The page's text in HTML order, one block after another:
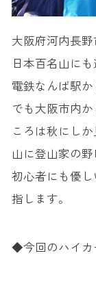
大阪府河内長
日本百名山に
電鉄なんば駅
でも大阪市内
ころは秋にし
山に登山家の
初心者にも優
指します。
◆今回のハイ